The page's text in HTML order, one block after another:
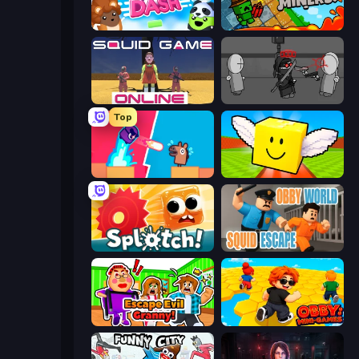
Goober Dash Crazy Miners
Squid Game Online Madness Project Nexus
Top
Boom Slingers ReBoom Lucky Brainrot Blocks Online
Splotch!
Escape Evil Granny! Obby: Mini-Games